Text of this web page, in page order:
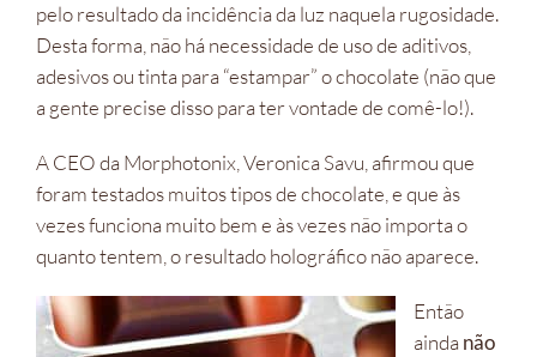
pelo resultado da incidência da luz naquela rugosidade.
Desta forma, não há necessidade de uso de aditivos,
adesivos ou tinta para “estampar” o chocolate (não que
a gente precise disso para ter vontade de comê-lo!).
A CEO da Morphotonix, Veronica Savu, afirmou que
foram testados muitos tipos de chocolate, e que às
vezes funciona muito bem e às vezes não importa o
quanto tentem, o resultado holográfico não aparece.
Então
ainda não